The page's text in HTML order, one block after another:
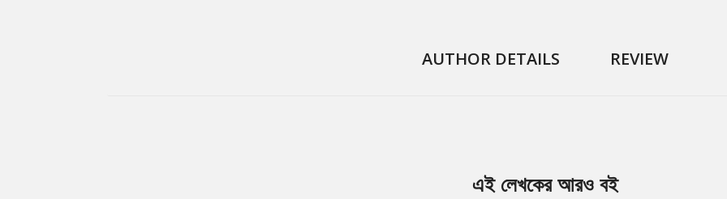
AUTHOR DETAILS REVIEW
এই লেখকের আরও বই